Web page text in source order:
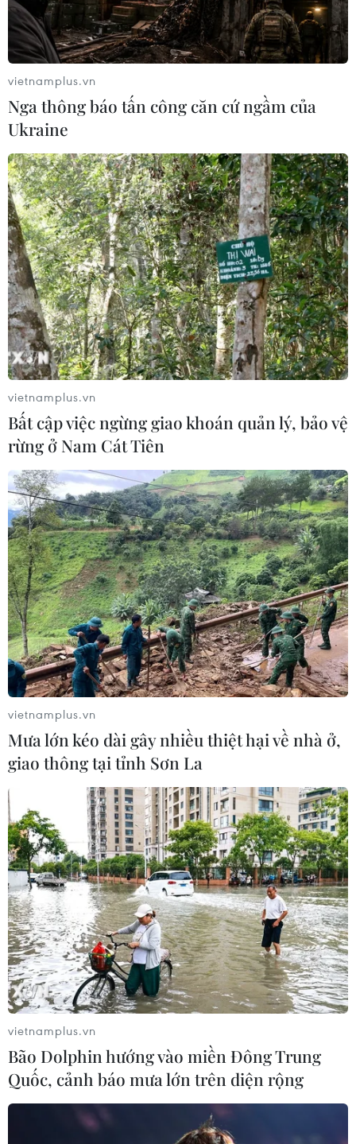
Lâm Đồng: Mưa lớn kéo dài, tỉnh hỏa tốc
chỉ đạo ứng phó với lũ quét, sạt lở đất
26/08/2024 02:47
mưa lớn dẫn đến nguy cơ cao xảy ra lũ quét trên các
sông, suối nhỏ, sạt lở taluy, sườn dốc, đặc biệt là tại Đơn
Dương, Lạc Dương và Đà Lạt.
vietnamplus.vn
Nga thông báo tấn công căn cứ ngầm của
Ukraine
vietnamplus.vn
Bất cập việc ngừng giao khoán quản lý, bảo vệ
rừng ở Nam Cát Tiên
vietnamplus.vn
Mưa lớn kéo dài gây nhiều thiệt hại về nhà ở,
giao thông tại tỉnh Sơn La
vietnamplus.vn
Bão Dolphin hướng vào miền Đông Trung
Quốc, cảnh báo mưa lớn trên diện rộng